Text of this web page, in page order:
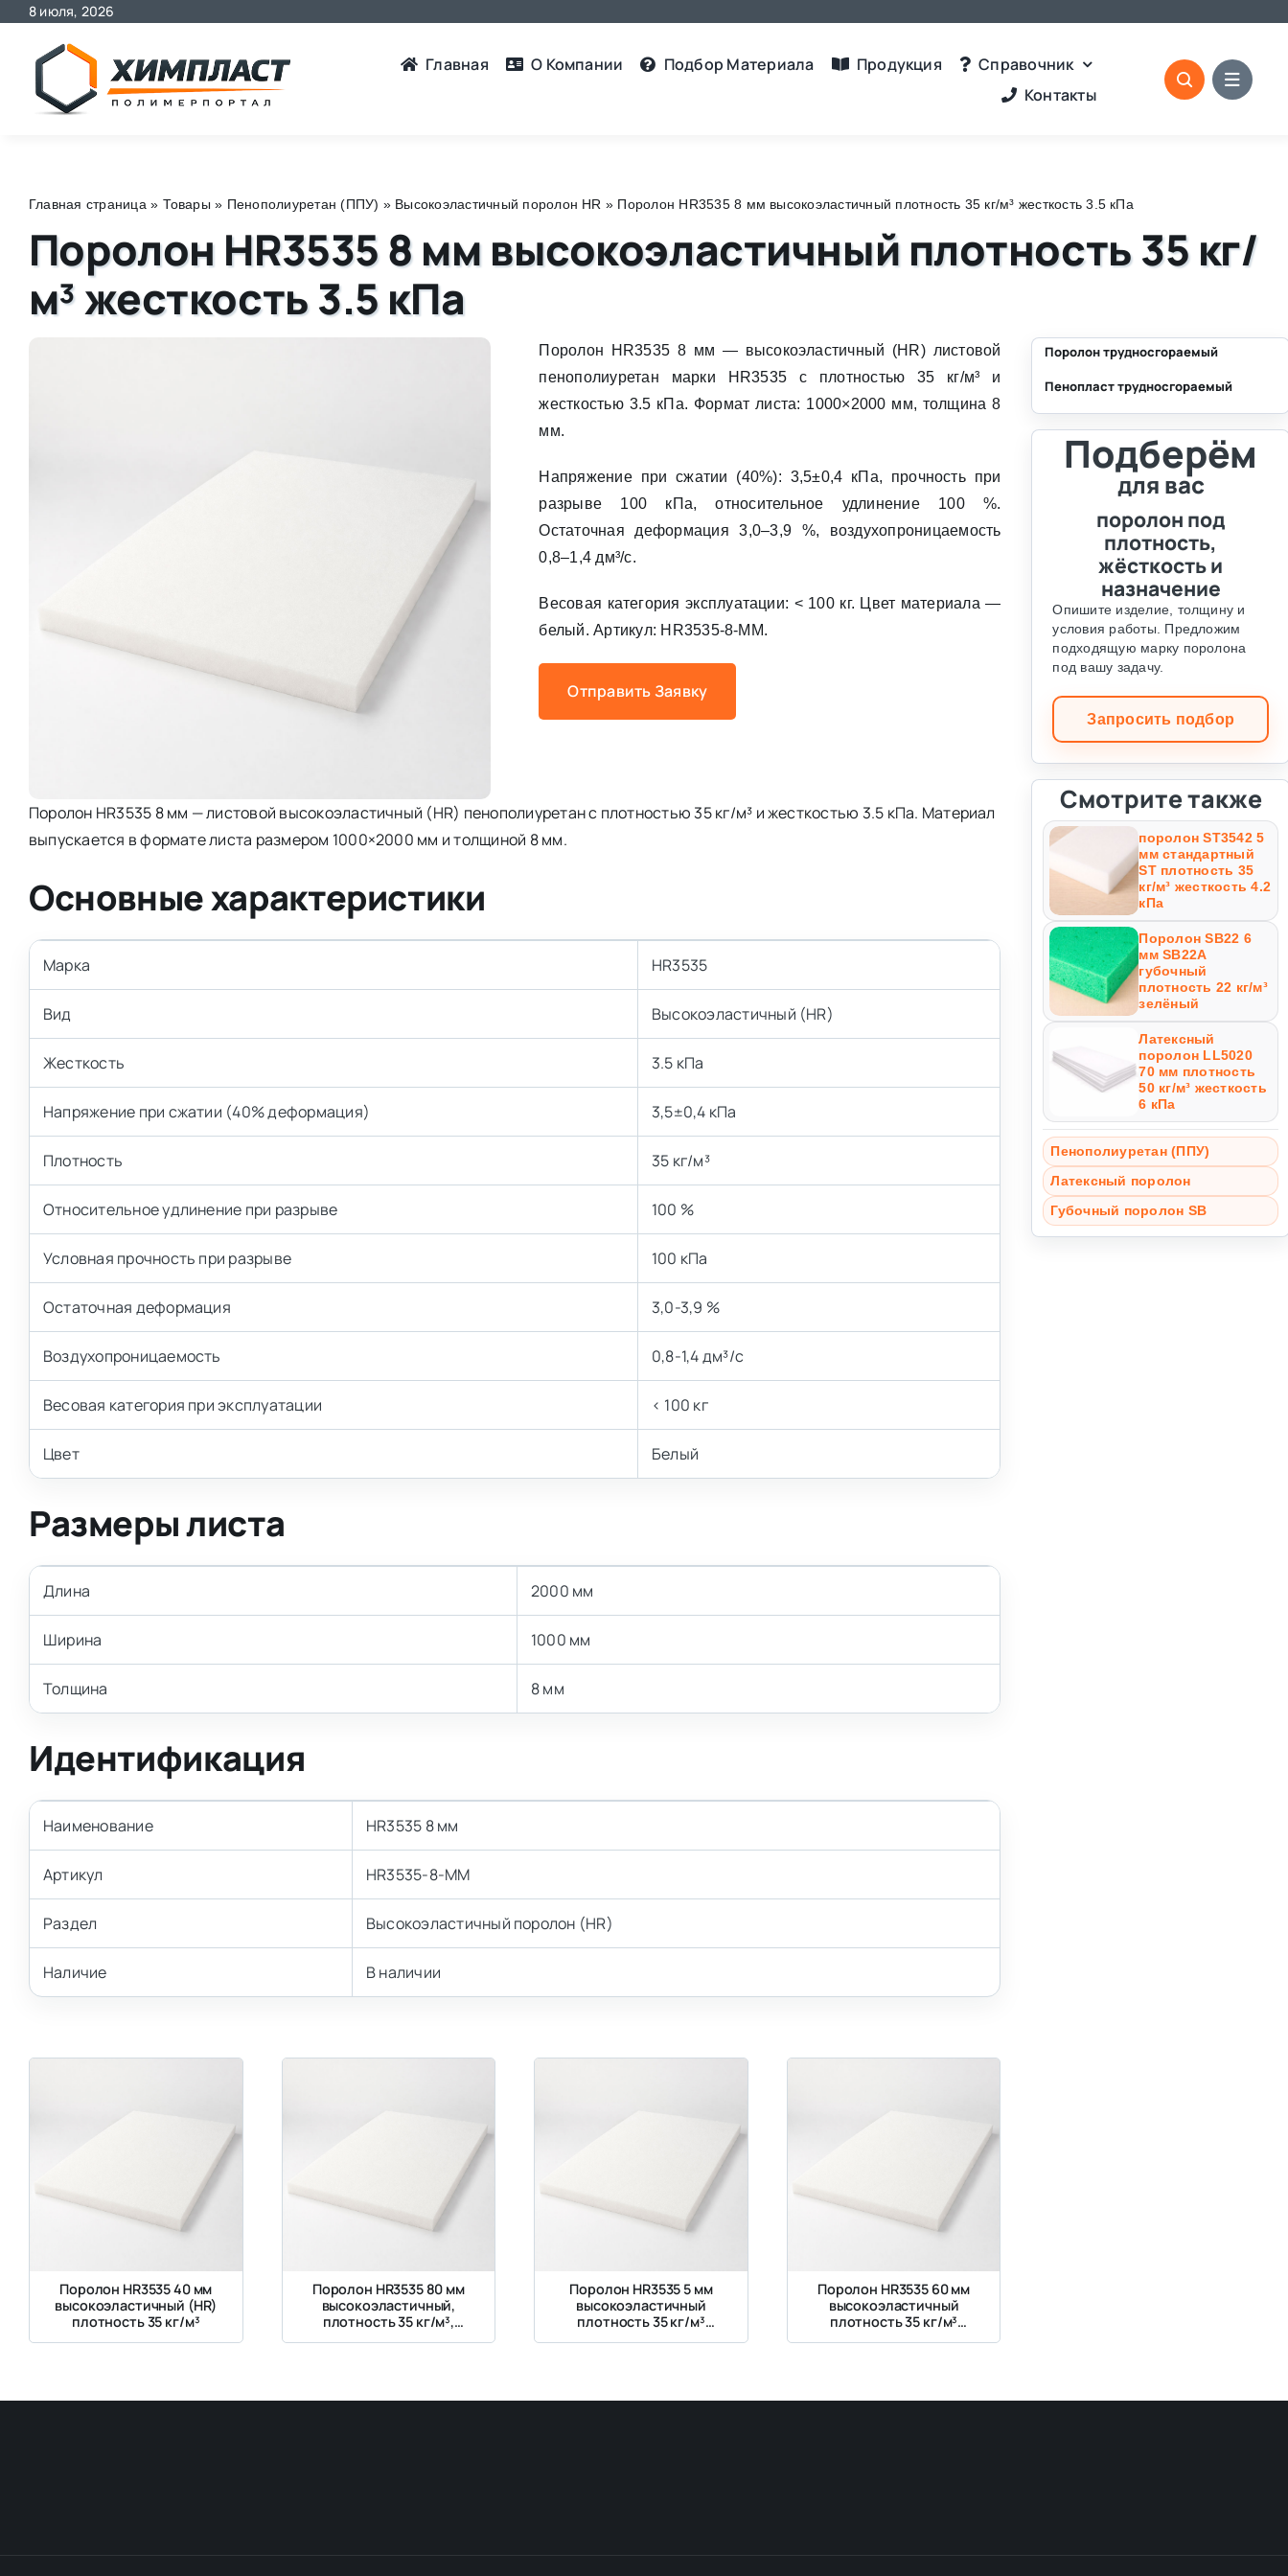
Skip
content
8 июля, 2026
Главная О Компании Подбор Материалa Продукция
Справочник
Контакты
Главная страница » Товары » Пенополиуретан (ППУ) » Высокоэластичный поролон HR » Поролон HR3535 8 мм высокоэластичный плотность 35 кг/м³ жесткость 3.5 кПа
Поролон HR3535 8 мм высокоэластичный плотность 35 кг/
м³ жесткость 3.5 кПа
Поролон HR3535 8 мм — высокоэластичный (HR) листовой
пенополиуретан марки HR3535 с плотностью 35 кг/м³ и
жесткостью 3.5 кПа. Формат листа: 1000×2000 мм, толщина 8
мм.
Напряжение при сжатии (40%): 3,5±0,4 кПа, прочность при
разрыве 100 кПа, относительное удлинение 100 %.
Остаточная деформация 3,0–3,9 %, воздухопроницаемость
0,8–1,4 дм³/с.
Весовая категория эксплуатации: < 100 кг. Цвет материала —
белый. Артикул: HR3535-8-MM.
Отправить Заявку
Поролон HR3535 8 мм — листовой высокоэластичный (HR) пенополиуретан с плотностью 35 кг/м³ и жесткостью 3.5 кПа. Материал
выпускается в формате листа размером 1000×2000 мм и толщиной 8 мм.
Основные характеристики
Марка HR3535
Вид Высокоэластичный (HR)
Жесткость 3.5 кПа
Напряжение при сжатии (40% деформация) 3,5±0,4 кПа
Плотность 35 кг/м³
Относительное удлинение при разрыве 100 %
Условная прочность при разрыве 100 кПа
Остаточная деформация 3,0-3,9 %
Воздухопроницаемость 0,8-1,4 дм³/с
Весовая категория при эксплуатации < 100 кг
Цвет Белый
Размеры листа
Длина 2000 мм
Ширина 1000 мм
Толщина 8 мм
Идентификация
Наименование HR3535 8 мм
Артикул HR3535-8-MM
Раздел Высокоэластичный поролон (HR)
Наличие В наличии
Поролон HR3535 40 мм
высокоэластичный (HR)
плотность 35 кг/м³
Поролон HR3535 80 мм
высокоэластичный,
плотность 35 кг/м³,
Поролон HR3535 5 мм
высокоэластичный
плотность 35 кг/м³
Поролон HR3535 60 мм
высокоэластичный
плотность 35 кг/м³
Поролон трудносгораемый
Пенопласт трудносгораемый
Подберём
для вас
поролон под
плотность,
жёсткость и
назначение
Опишите изделие, толщину и
условия работы. Предложим
подходящую марку поролона
под вашу задачу.
Запросить подбор
Смотрите также
поролон ST3542 5
мм стандартный
ST плотность 35
кг/м³ жесткость 4.2
кПа
Поролон SB22 6
мм SB22A
губочный
плотность 22 кг/м³
зелёный
Латексный
поролон LL5020
70 мм плотность
50 кг/м³ жесткость
6 кПа
Пенополиуретан (ППУ)
Латексный поролон
Губочный поролон SB